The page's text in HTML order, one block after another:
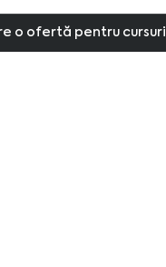
o ofertă pentru cursuri